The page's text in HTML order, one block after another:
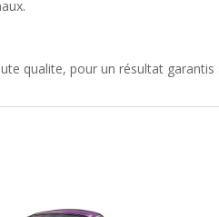
qualite, pour un résultat garantis